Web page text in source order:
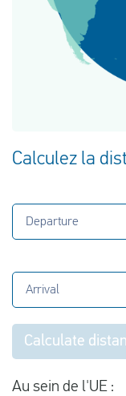
Calculez la
Departure
Arrival
Calculate
Au sein de l'UE :